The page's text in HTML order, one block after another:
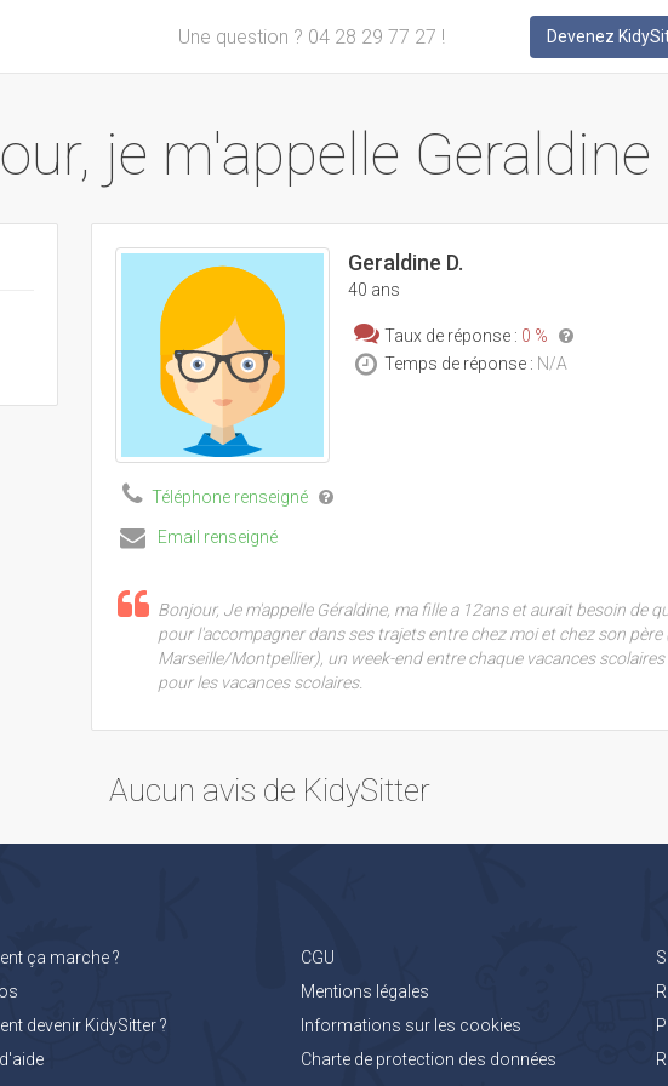
Une question ? 04 28 29 77 27 ! Devenez
je m'appelle Geraldine
Geraldine D.
40 ans
Taux de réponse : 0 %
Temps de réponse : N/A
Téléphone renseigné
Email renseigné
Bonjour, Je m'appelle Géraldine, ma fille a 12ans et aurait besoin de
pour l'accompagner dans ses trajets entre chez moi et chez son père
Marseille/Montpellier), un week-end entre chaque vacances
pour les vacances scolaires.
Aucun avis de KidySitter
ça marche ?
devenir KidySitter ?
CGU
Mentions légales
Informations sur les cookies
Charte de protection des données